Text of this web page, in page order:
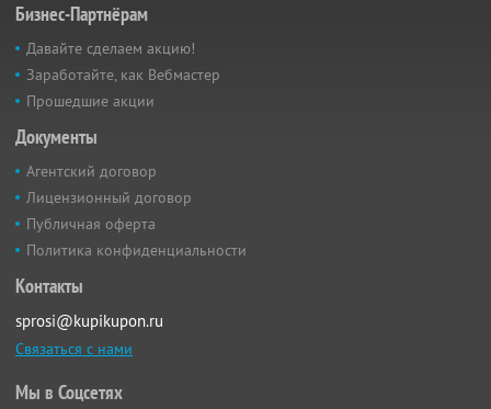
Бизнес-Партнёрам
Давайте сделаем акцию!
Заработайте, как Вебмастер
Прошедшие акции
Документы
Агентский договор
Лицензионный договор
Публичная оферта
Политика конфиденциальности
Контакты
sprosi@kupikupon.ru
Связаться с нами
Мы в Соцсетях